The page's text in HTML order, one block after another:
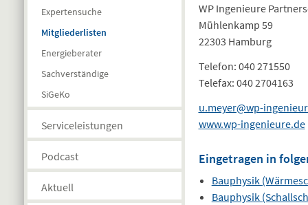
Expertensuche
Mitgliederlisten
Energieberater
Sachverständige
SiGeKo
Serviceleistungen
Podcast
Aktuell
WP Ingenieure
Mühlenkamp 59
22303 Hamburg
Telefon: 040 271550
Telefax: 040 2704163
u.meyer@wp-
www.wp-ingenieure.de
Eingetragen in
Bauphysik
Bauphysik